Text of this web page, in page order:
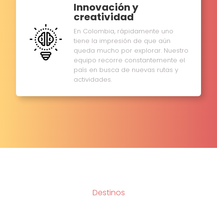
Innovación y
creatividad
En Colombia, rápidamente uno
tiene la impresión de que aún
queda mucho por explorar. Nuestro
equipo recorre constantemente el
país en busca de nuevas rutas y
actividades.
Destinos